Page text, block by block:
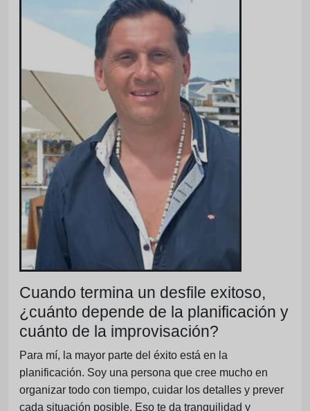
Cuando termina un desfile exitoso,
¿cuánto depende de la planificación y
cuánto de la improvisación?
Para mí, la mayor parte del éxito está en la
planificación. Soy una persona que cree mucho en
organizar todo con tiempo, cuidar los detalles y prever
cada situación posible. Eso te da tranquilidad y